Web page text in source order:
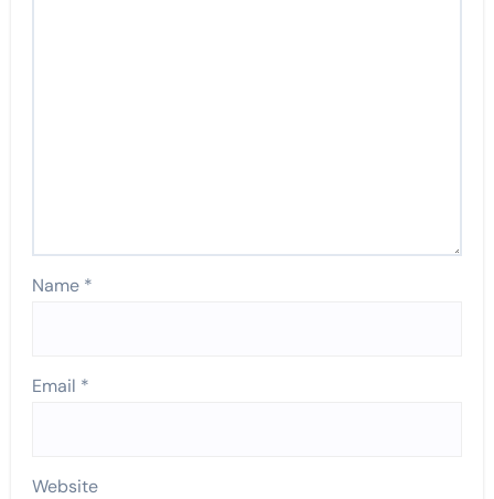
Name *
Email *
Website